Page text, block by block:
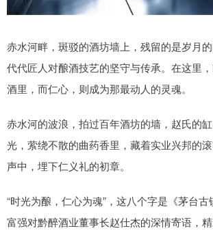
赤水河畔，斑驳的酒坊墙上，残留的是岁月
代代匠人对酿酒技艺的坚守与传承。在这里
酒里，而仁心，则成为那最动人的灵魂。
赤水河的波浪，拍过百年酒坊的墙，赵氏的
光，萦绕不散的曲药香里，藏着实业兴邦的
声中，埋下仁义礼的初章。
“时光为酿，仁心为魂”，这八个字是《茅台
富强对黔醉酒业董事长赵仕杰的深情寄语，